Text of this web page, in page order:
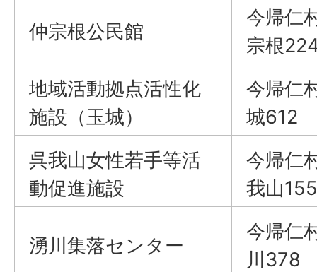
仲宗根公民館
今帰仁
宗根
地域活動拠点活性化
施設（玉城）
今帰仁
城612
呉我山女性若手等活
動促進施設
今帰仁
我山
湧川集落センター
今帰仁
川378